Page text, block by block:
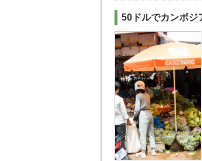
50ドルでカンボジ